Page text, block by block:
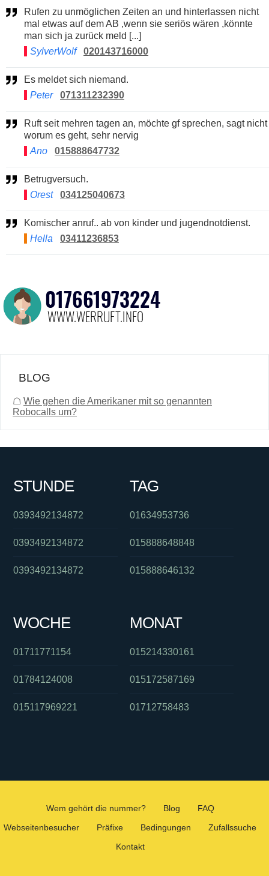
Rufen zu unmöglichen Zeiten an und hinterlassen nicht
mal etwas auf dem AB ,wenn sie seriös wären ,könnte
man sich ja zurück meld [...]
SylverWolf
020143716000
Es meldet sich niemand.
Peter
071311232390
Ruft seit mehren tagen an, möchte gf sprechen, sagt nicht
worum es geht, sehr nervig
Ano
015888647732
Betrugversuch.
Orest
034125040673
Komischer anruf.. ab von kinder und jugendnotdienst.
Hella
03411236853
BLOG
☖ Wie gehen die Amerikaner mit so genannten
Robocalls um?
STUNDE
0393492134872
0393492134872
0393492134872
TAG
01634953736
015888648848
015888646132
WOCHE
01711771154
01784124008
015117969221
MONAT
015214330161
015172587169
01712758483
Wem gehört die nummer? Blog
FAQ
Webseitenbesucher
Präfixe Bedingungen
Zufallssuche
Kontakt